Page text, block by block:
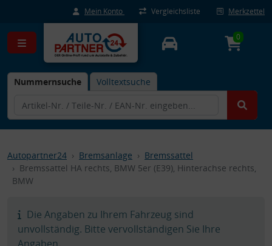
Mein Konto Vergleichsliste Merkzettel
Nummernsuche Volltextsuche
0
Autopartner24 Bremsanlage
Bremssattel
Bremssattel HA rechts, BMW 5er (E39), Hinterachse rechts,
BMW
Die Angaben zu Ihrem Fahrzeug sind
unvollständig. Bitte vervollständigen Sie Ihre